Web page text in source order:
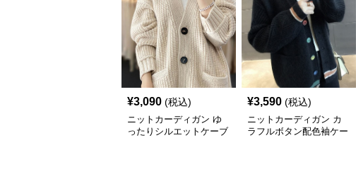
¥3,090 (税込)
ニットカーディガン ゆ
ったりシルエットケーブ
¥3,590 (税込)
ニットカーディガン カ
ラフルボタン配色袖ケー